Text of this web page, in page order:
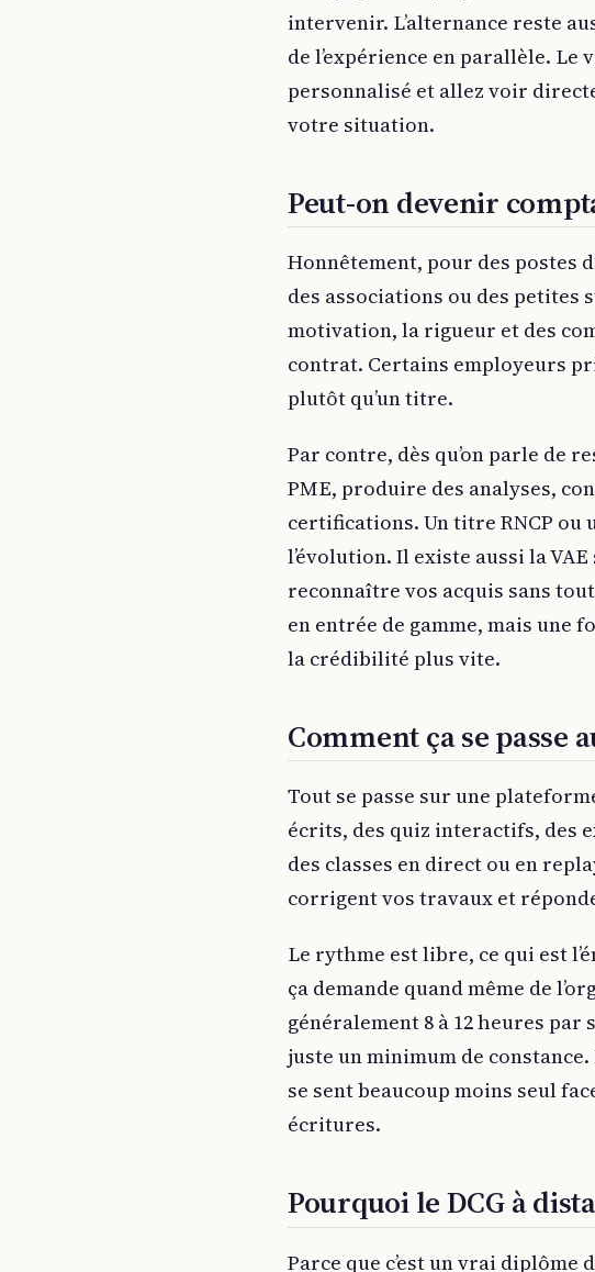
intervenir. L’alternance reste
de l’expérience en parallèle.
personnalisé et allez voir
votre situation.
Peut-on devenir
Honnêtement, pour des postes
des associations ou des petites
motivation, la rigueur et des
contrat. Certains employeurs
plutôt qu’un titre.
Par contre, dès qu’on parle de
PME, produire des analyses,
certifications. Un titre RNCP ou
l’évolution. Il existe aussi la
reconnaître vos acquis sans
en entrée de gamme, mais une
la crédibilité plus vite.
Comment ça se passe
Tout se passe sur une
écrits, des quiz interactifs, des
des classes en direct ou en
corrigent vos travaux et
Le rythme est libre, ce qui est
ça demande quand même de
généralement 8 à 12 heures par
juste un minimum de
se sent beaucoup moins seul
écritures.
Pourquoi le DCG à
Parce que c’est un vrai diplôme